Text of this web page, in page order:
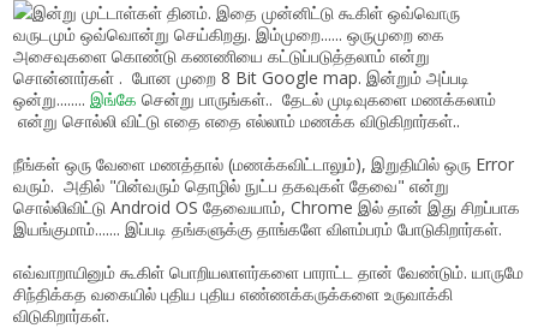
இன்று முட்டாள்கள் தினம். இதை முன்னிட்டு கூகிள் ஒவ்வொரு
வருடமும் ஒவ்வொன்று செய்கிறது. இம்முறை...... ஒருமுறை கை
அசைவுகளை கொண்டு கணணியை கட்டுப்படுத்தலாம் என்று
சொன்னார்கள் . போன முறை 8 Bit Google map. இன்றும் அப்படி
ஒன்று........ இங்கே சென்று பாருங்கள்.. தேடல் முடிவுகளை மணக்கலாம்
என்று சொல்லி விட்டு எதை எதை எல்லாம் மணக்க விடுகிறார்கள்..
நீங்கள் ஒரு வேளை மணத்தால் (மணக்கவிட்டாலும்), இறுதியில் ஒரு Error
வரும். அதில் "பின்வரும் தொழில் நுட்ப தகவுகள் தேவை" என்று
சொல்லிவிட்டு Android OS தேவையாம், Chrome இல் தான் இது சிறப்பாக
இயங்குமாம்....... இப்படி தங்களுக்கு தாங்களே விளம்பரம் போடுகிறார்கள்.
எவ்வாறாயினும் கூகிள் பொறியலாளர்களை பாராட்ட தான் வேண்டும். யாருமே
சிந்திக்கத வகையில் புதிய புதிய எண்ணக்கருக்களை உருவாக்கி
விடுகிறார்கள்.